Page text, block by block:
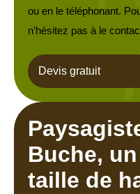
ou en le téléphonant.
n’hésitez pas à le
Devis gratuit
Buche,
taille de